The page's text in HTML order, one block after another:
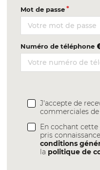
Mot de passe
Numéro de téléphone
J'accepte de
commerciales
En cochant cette
pris
conditions
la politique de